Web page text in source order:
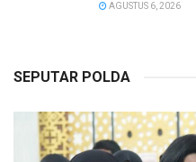
AGUSTUS 6, 2026
SEPUTAR POLDA